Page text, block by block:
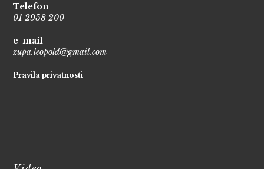
Telefon
01 2958 200
e-mail
zupa.leopold@gmail.com
Pravila privatnosti